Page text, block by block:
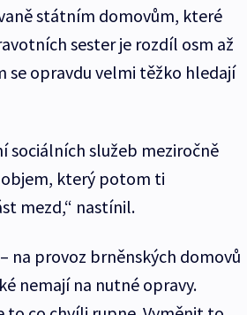
státním domovům, které
sester je rozdíl osm až
se opravdu velmi těžko hledají
sociálních služeb meziročně
objem, který potom ti
mezd,“ nastínil.
na provoz brněnských domovů
nemají na nutné opravy.